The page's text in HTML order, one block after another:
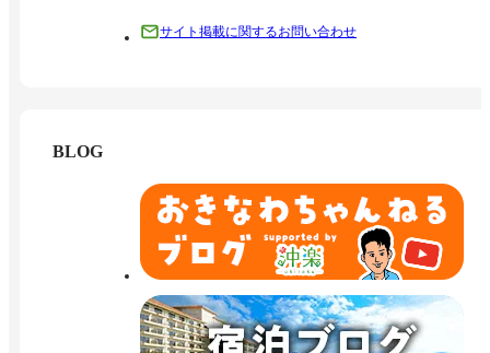
サイト掲載に関するお問い合わせ
BLOG